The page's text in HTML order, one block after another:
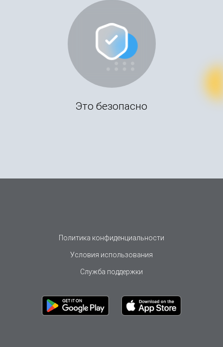
Это безопасно
Политика конфиденциальности
Условия использования
Служба поддержки